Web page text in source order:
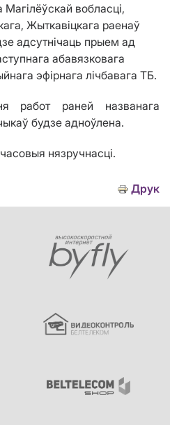
Магілёўскай вобласці,
Жыткавiцкага раенаў
адсутнічаць прыем ад
абавязковага
эфірнага лічбавага ТБ.
работ раней названага
будзе адноўлена.
нязручнасці.
Друк